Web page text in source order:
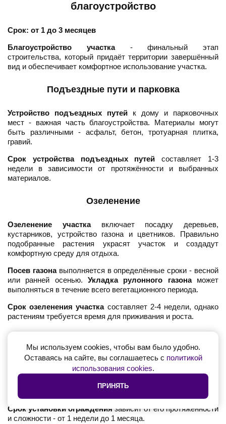
благоустройство
Срок: от 1 до 3 месяцев
Благоустройство участка- финальный этап
строительства, который придаёт территории завершённый
вид и обеспечивает комфортное использование участка.
Подъездные пути и парковка
Устройство подъездных путей к дому и парковочных
мест - важная часть благоустройства. Материалы могут
быть различными - асфальт, бетон, тротуарная плитка,
гравий.
Срок устройства подъездных путей составляет 1-3
недели в зависимости от протяжённости и выбранных
материалов.
Озеленение
Озеленение участкавключает посадку деревьев,
кустарников, устройство газона и цветников. Правильно
подобранные растения украсят участок и создадут
комфортную среду для отдыха.
Посев газонавыполняется в определённые сроки - весной
или ранней осенью. Укладка рулонного газонаможет
выполняться в течение всего вегетационного периода.
Срок озеленения участкасоставляет 2-4 недели, однако
растениям требуется время для приживания и роста.
Установка постоянного ограждения завершает
благоустройство участка. Материалы ограждения должны
гармонировать с архитектурой дома и соответствовать
Срок установки ограждениязависит от его протяжённости
и сложности - от 1 недели до 1 месяца.
Мы используем cookies, чтобы вам было удобно.
Оставаясь на сайте, вы соглашаетесь с политикой
использования cookies.
ПРИНЯТЬ